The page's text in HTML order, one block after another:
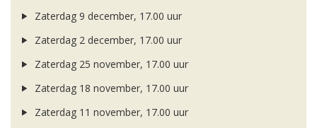
Zaterdag 9 december, 17.00 uur
Zaterdag 2 december, 17.00 uur
Zaterdag 25 november, 17.00 uur
Zaterdag 18 november, 17.00 uur
Zaterdag 11 november, 17.00 uur